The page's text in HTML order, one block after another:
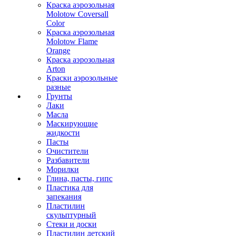
Краска аэрозольная
Molotow Coversall
Color
Краска аэрозольная
Molotow Flame
Orange
Краска аэрозольная
Arton
Краски аэрозольные
разные
Грунты
Лаки
Масла
Маскирующие
жидкости
Пасты
Очистители
Разбавители
Морилки
Глина, пасты, гипс
Пластика для
запекания
Пластилин
скульптурный
Стеки и доски
Пластилин детский